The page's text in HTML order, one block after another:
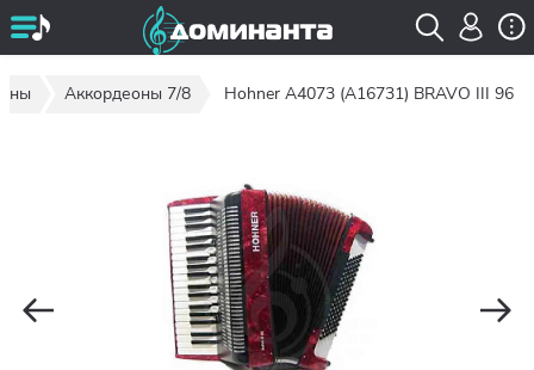
Аккордеоны 7/8 Hohner A4073 (A16731) BRAVO III 96